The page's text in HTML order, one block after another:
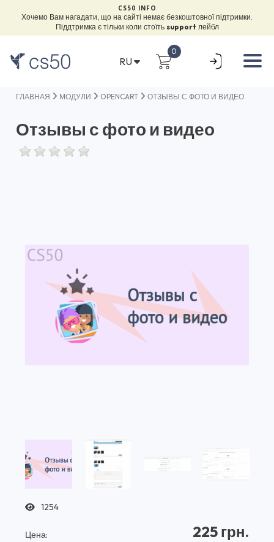
CS50 INFO
Хочемо Вам нагадати, що на сайті немає безкоштовної підтримки.
Піддтримка є тільки коли стоїть support лейбл
RU
0
ГЛАВНАЯ МОДУЛИ OPENCART ОТЗЫВЫ С ФОТО И ВИДЕО
Отзывы с фото и видео
1254
Цена: 225 грн.